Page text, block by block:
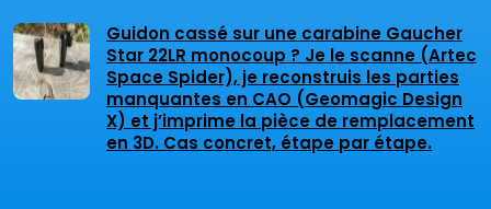
Guidon cassé sur une carabine Gaucher
Star 22LR monocoup ? Je le scanne (Artec
Space Spider), je reconstruis les parties
manquantes en CAO (Geomagic Design
X) et j’imprime la pièce de remplacement
en 3D. Cas concret, étape par étape.